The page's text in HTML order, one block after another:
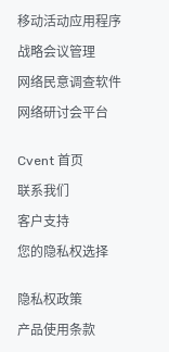
移动活动应用程序
战略会议管理
网络民意调查软件
网络研讨会平台
Cvent 首页
联系我们
客户支持
您的隐私权选择
隐私权政策
产品使用条款